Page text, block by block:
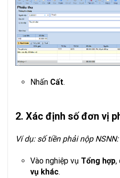
Nhấn Cất.
2. Xác định số đơn vị
Ví dụ: số tiền phải nộp
Vào nghiệp vụ Tổng hợp,
vụ khác.